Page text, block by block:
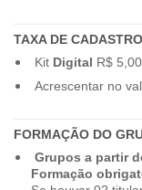
TAXA DE CADASTRO
Kit Digital R$
Acrescentar no
FORMAÇÃO DO
Grupos a partir
Formação